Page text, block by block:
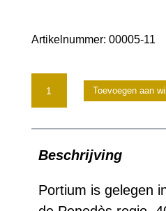
Artikelnummer: 00005-11
Portium
Cava
Rosé
aantal
Toevoegen aan
Beschrijving
Portium is gelegen